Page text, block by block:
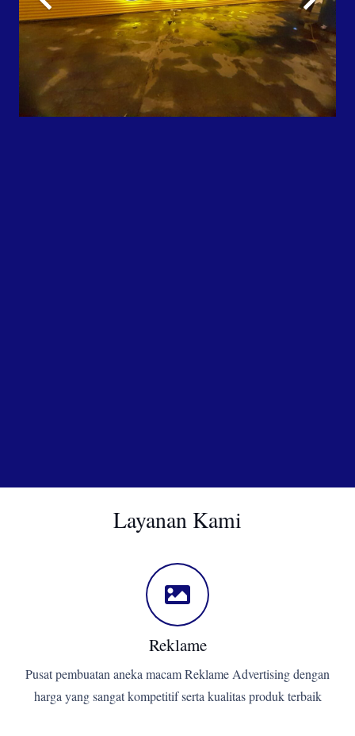
Layanan Kami
Reklame
Pusat pembuatan aneka macam Reklame Advertising dengan
harga yang sangat kompetitif serta kualitas produk terbaik